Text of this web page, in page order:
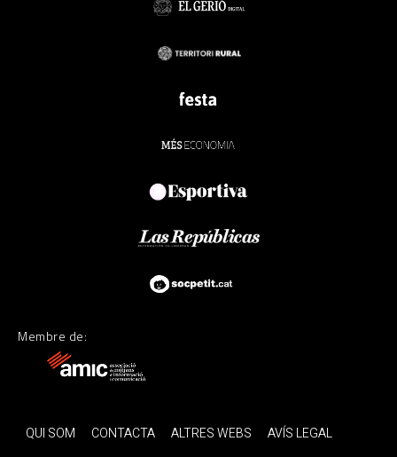
Membre de:
QUI SOM CONTACTA ALTRES WEBS AVÍS LEGAL